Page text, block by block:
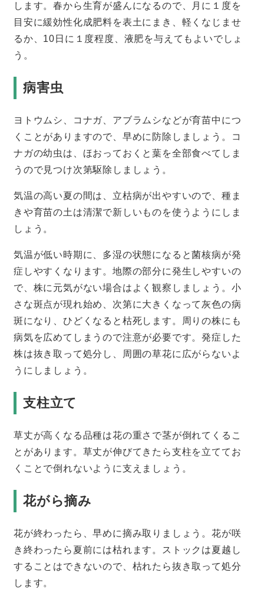
します。春から生育が盛んになるので、月に１度を
目安に緩効性化成肥料を表土にまき、軽くなじませ
るか、10日に１度程度、液肥を与えてもよいでしょ
う。
病害虫
ヨトウムシ、コナガ、アブラムシなどが育苗中につ
くことがありますので、早めに防除しましょう。コ
ナガの幼虫は、ほおっておくと葉を全部食べてしま
うので見つけ次第駆除しましょう。
気温の高い夏の間は、立枯病が出やすいので、種ま
きや育苗の土は清潔で新しいものを使うようにしま
しょう。
気温が低い時期に、多湿の状態になると菌核病が発
症しやすくなります。地際の部分に発生しやすいの
で、株に元気がない場合はよく観察しましょう。小
さな斑点が現れ始め、次第に大きくなって灰色の病
斑になり、ひどくなると枯死します。周りの株にも
病気を広めてしまうので注意が必要です。発症した
株は抜き取って処分し、周囲の草花に広がらないよ
うにしましょう。
支柱立て
草丈が高くなる品種は花の重さで茎が倒れてくるこ
とがあります。草丈が伸びてきたら支柱を立ててお
くことで倒れないように支えましょう。
花がら摘み
花が終わったら、早めに摘み取りましょう。花が咲
き終わったら夏前には枯れます。ストックは夏越し
することはできないので、枯れたら抜き取って処分
します。